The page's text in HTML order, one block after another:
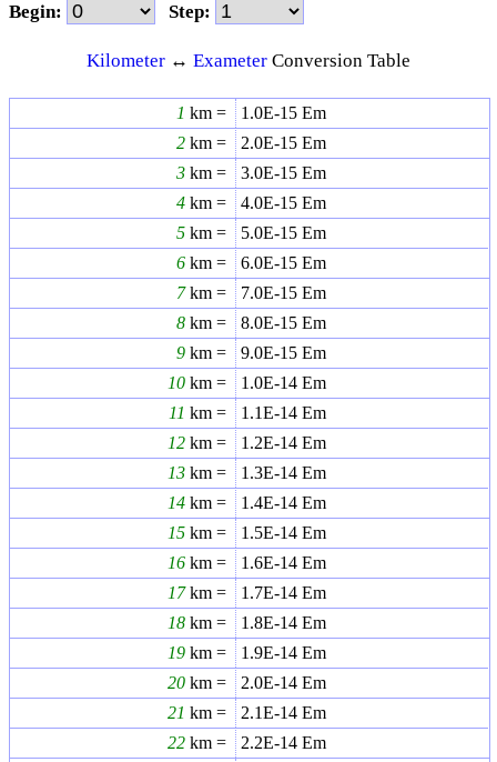
Begin: Step:
Kilometer ↔ Exameter Conversion Table
1 km = 1.0E-15 Em
2 km = 2.0E-15 Em
3 km = 3.0E-15 Em
4 km = 4.0E-15 Em
5 km = 5.0E-15 Em
6 km = 6.0E-15 Em
7km = 7.0E-15 Em
8 km = 8.0E-15 Em
9 km = 9.0E-15 Em
10 km = 1.0E-14 Em
11 km = 1.1E-14 Em
12 km = 1.2E-14 Em
13 km = 1.3E-14 Em
14 km = 1.4E-14 Em
15 km = 1.5E-14 Em
16 km = 1.6E-14 Em
17km = 1.7E-14 Em
18 km = 1.8E-14 Em
19 km = 1.9E-14 Em
20 km = 2.0E-14 Em
21 km = 2.1E-14 Em
22 km = 2.2E-14 Em